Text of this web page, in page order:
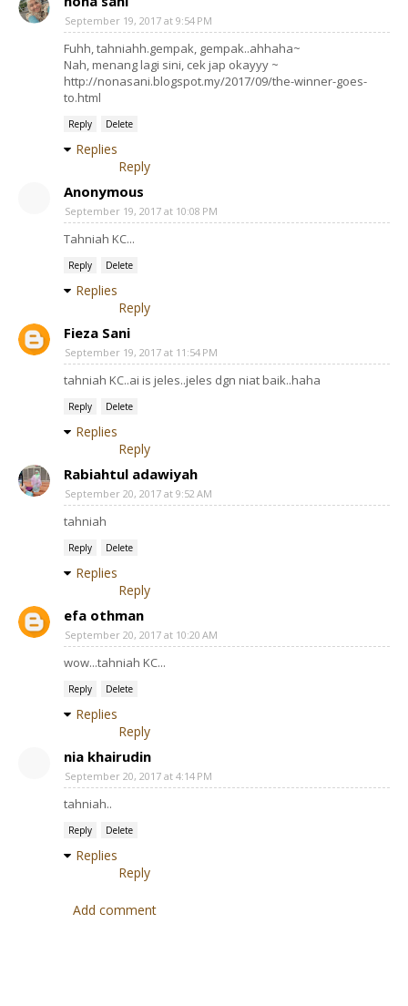
September 19, 2017 at 9:54 PM
Fuhh, tahniahh.gempak, gempak..ahhaha~
Nah, menang lagi sini, cek jap okayyy ~
http://nonasani.blogspot.my/2017/09/the-winner-goes-
to.html
Reply Delete
Replies
Reply
Anonymous
September 19, 2017 at 10:08 PM
Tahniah KC...
Reply Delete
Replies
Reply
Fieza Sani
September 19, 2017 at 11:54 PM
tahniah KC..ai is jeles..jeles dgn niat baik..haha
Reply Delete
Replies
Reply
Rabiahtul adawiyah
September 20, 2017 at 9:52 AM
tahniah
Reply Delete
Replies
Reply
efa othman
September 20, 2017 at 10:20 AM
wow...tahniah KC...
Reply Delete
Replies
Reply
nia khairudin
September 20, 2017 at 4:14 PM
tahniah..
Reply Delete
Replies
Reply
Add comment